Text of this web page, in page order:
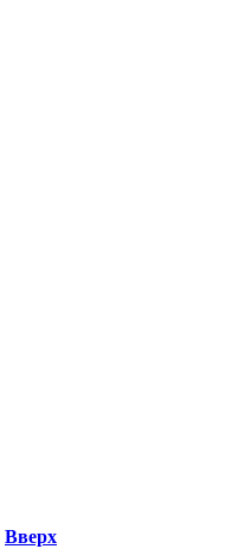
Вверх